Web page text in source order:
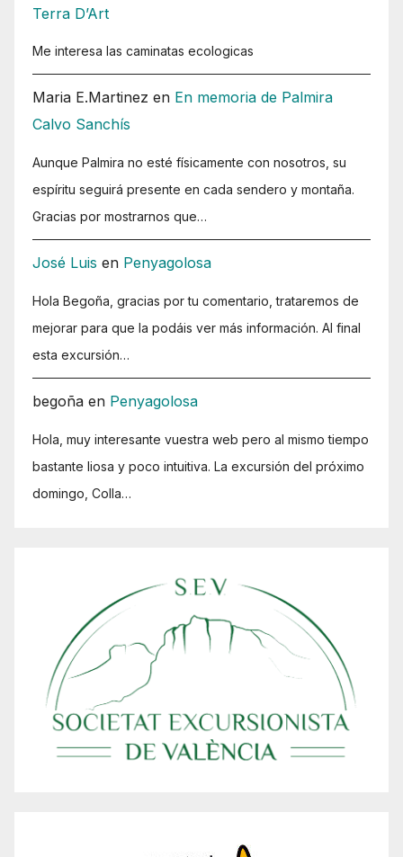
Terra D’Art
Me interesa las caminatas ecologicas
Maria E.Martinez en En memoria de Palmira
Calvo Sanchís
Aunque Palmira no esté físicamente con nosotros, su
espíritu seguirá presente en cada sendero y montaña.
Gracias por mostrarnos que…
José Luis en Penyagolosa
Hola Begoña, gracias por tu comentario, trataremos de
mejorar para que la podáis ver más información. Al final
esta excursión…
begoña en Penyagolosa
Hola, muy interesante vuestra web pero al mismo tiempo
bastante liosa y poco intuitiva. La excursión del próximo
domingo, Colla…